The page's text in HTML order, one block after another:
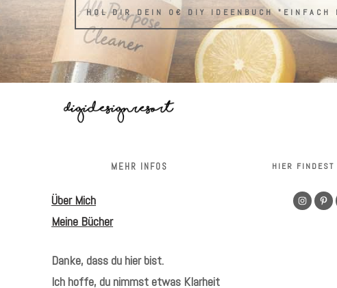
HOL DIR DEIN 0€ DIY IDEENBUCH "EINFACH
MEHR INFOS
Über Mich
Meine Bücher
Danke, dass du hier bist.
Ich hoffe, du nimmst etwas Klarheit
HIER FINDEST